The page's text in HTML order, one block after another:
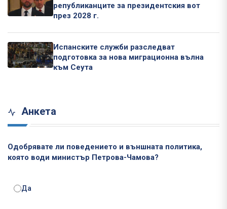
републиканците за президентския вот
през 2028 г.
Испанските служби разследват
подготовка за нова миграционна вълна
към Сеута
Анкета
Одобрявате ли поведението и външната политика,
която води министър Петрова-Чамова?
Да